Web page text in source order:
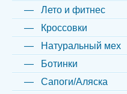
Лето и фитнес
Кроссовки
Натуральный мех
Ботинки
Сапоги/Аляска